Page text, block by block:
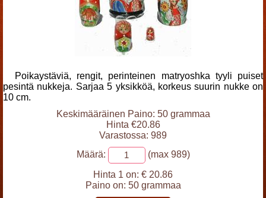
Poikaystäviä, rengit, perinteinen matryoshka tyyli puiset
pesintä nukkeja. Sarjaa 5 yksikköä, korkeus suurin nukke on
10 cm.
Keskimääräinen Paino: 50 grammaa
Hinta €20.86
Varastossa: 989
Määrä:
(max 989)
Hinta 1 on: € 20.86
Paino on: 50 grammaa